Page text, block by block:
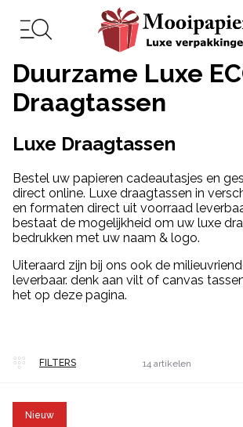
Duurzame Luxe
Draagtassen
Luxe Draagtassen
Bestel uw papieren cadeautasjes en
direct online. Luxe draagtassen in
en formaten direct uit voorraad
bestaat de mogelijkheid om uw luxe
bedrukken met uw naam & logo.
Uiteraard zijn bij ons ook de
leverbaar. denk aan vilt of canvas
het op deze pagina.
FILTERS 14 artikelen
Nieuw